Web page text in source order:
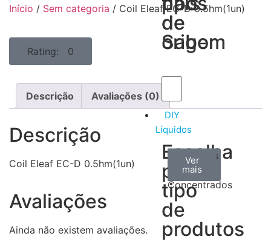
de
Sabor
de
origem
DIY
Líquidos
Escolha
por
tipo
de
produtos
Aromas
Concentrados
Ver
todos
Bases
Ver
mais
Accesorios
Ver
mais
Início / Sem categoria / Coil Eleaf EC-D 0.5hm(1un)
Rating: 0
Descrição Avaliações (0)
Descrição
Coil Eleaf EC-D 0.5hm(1un)
Avaliações
Ainda não existem avaliações.